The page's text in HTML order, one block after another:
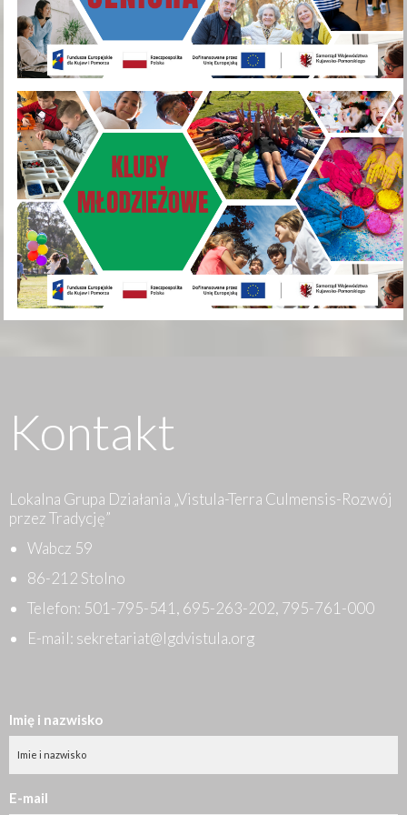
Kontakt
Lokalna Grupa Działania „Vistula-Terra Culmensis-Rozwój
przez Tradycję”
Wabcz 59
86-212 Stolno
Telefon: 501-795-541 , 695-263-202, 795-761-000
E-mail: sekretariat@lgdvistula.org
Imię i nazwisko
E-mail